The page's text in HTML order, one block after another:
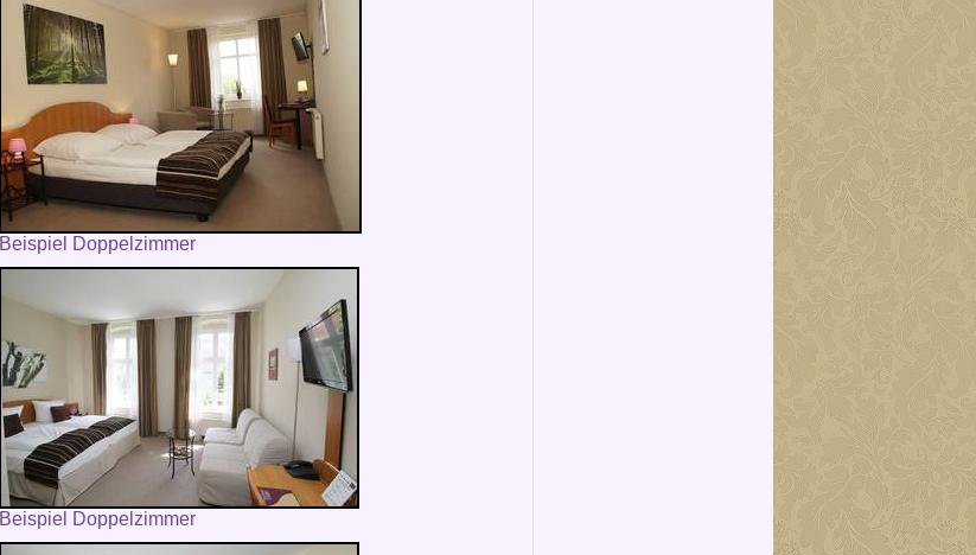
Beispiel Doppelzimmer
Beispiel Doppelzimmer